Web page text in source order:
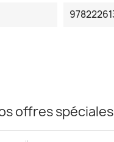
offres spéciales